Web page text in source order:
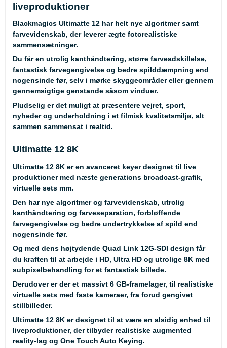
liveproduktioner
Blackmagics Ultimatte 12 har helt nye algoritmer samt
farvevidenskab, der leverer ægte fotorealistiske
sammensætninger.
Du får en utrolig kanthåndtering, større farveadskillelse,
fantastisk farvegengivelse og bedre spilddæmpning end
nogensinde før, selv i mørke skyggeområder eller gennem
gennemsigtige genstande såsom vinduer.
Pludselig er det muligt at præsentere vejret, sport,
nyheder og underholdning i et filmisk kvalitetsmiljø, alt
sammen sammensat i realtid.
Ultimatte 12 8K
Ultimatte 12 8K er en avanceret keyer designet til live
produktioner med næste generations broadcast-grafik,
virtuelle sets mm.
Den har nye algoritmer og farvevidenskab, utrolig
kanthåndtering og farveseparation, forbløffende
farvegengivelse og bedre undertrykkelse af spild end
nogensinde før.
Og med dens højtydende Quad Link 12G-SDI design får
du kraften til at arbejde i HD, Ultra HD og utrolige 8K med
subpixelbehandling for et fantastisk billede.
Derudover er der et massivt 6 GB-framelager, til realistiske
virtuelle sets med faste kameraer, fra forud gengivet
stillbilleder.
Ultimatte 12 8K er designet til at være en alsidig enhed til
liveproduktioner, der tilbyder realistiske augmented
reality-lag og One Touch Auto Keying.